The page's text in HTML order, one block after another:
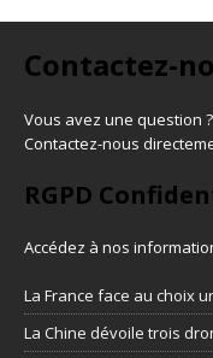
Contactez-
Vous avez une question
Contactez-nous
RGPD
Accédez à nos
La France face au choix
La Chine dévoile trois